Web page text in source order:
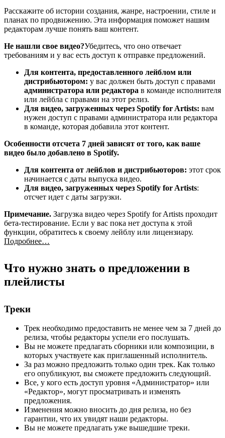
Расскажите об истории создания, жанре, настроении, стиле и
планах по продвижению. Эта информация поможет нашим
редакторам лучше понять ваш контент.
Не нашли свое видео?Убедитесь, что оно отвечает
требованиям и у вас есть доступ к отправке предложений.
Для контента, предоставленного лейблом или
дистрибьютором: у вас должен быть доступ с правами
администратора или редактора в команде исполнителя
или лейбла с правами на этот релиз.
Для видео, загруженных через Spotify for Artists: вам
нужен доступ с правами администратора или редактора
в команде, которая добавила этот контент.
Особенности отсчета 7 дней зависят от того, как ваше
видео было добавлено в Spotify.
Для контента от лейблов и дистрибьюторов: этот срок
начинается с даты выпуска видео.
Для видео, загруженных через Spotify for Artists:
отсчет идет с даты загрузки.
Примечание. Загрузка видео через Spotify for Artists проходит
бета-тестирование. Если у вас пока нет доступа к этой
функции, обратитесь к своему лейблу или лицензиару.
Подробнее…
Что нужно знать о предложении в
плейлисты
Треки
Трек необходимо предоставить не менее чем за 7 дней до
релиза, чтобы редакторы успели его послушать.
Вы не можете предлагать сборники или композиции, в
которых участвуете как приглашенный исполнитель.
За раз можно предложить только один трек. Как только
его опубликуют, вы сможете предложить следующий.
Все, у кого есть доступ уровня «Администратор» или
«Редактор», могут просматривать и изменять
предложения.
Изменения можно вносить до дня релиза, но без
гарантии, что их увидят наши редакторы.
Вы не можете предлагать уже вышедшие треки.